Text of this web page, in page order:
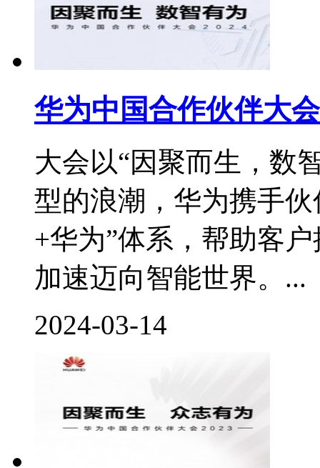
华为中国合作伙伴大
大会以“因聚而生，数
型的浪潮，华为携手
+华为”体系，帮助客
加速迈向智能世界。...
2024-03-14